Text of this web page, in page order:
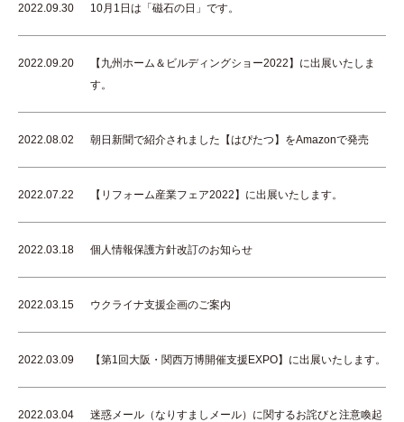
2022.09.30 10月1日は「磁石の日」です。
2022.09.20
【九州ホーム＆ビルディングショー2022】に出展いたしま
す。
2022.08.02 朝日新聞で紹介されました【はぴたつ】をAmazonで発売
2022.07.22 【リフォーム産業フェア2022】に出展いたします。
2022.03.18 個人情報保護方針改訂のお知らせ
2022.03.15 ウクライナ支援企画のご案内
2022.03.09 【第1回大阪・関西万博開催支援EXPO】に出展いたします。
2022.03.04 迷惑メール（なりすましメール）に関するお詫びと注意喚起